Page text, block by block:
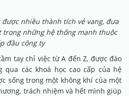
nhiều thành tích vẻ vang, đưa
những hệ thống mạnh thuộc
đầu công ty
tay chỉ việc từ A đến Z, được đào
qua các khoá học cao cấp của hệ
sống trong một không khí của một
trách nhiệm và hết mình giúp